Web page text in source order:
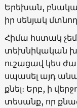
Երեխան,
իր սենյակ
Հիմա հստակ չեմ
տեխնիկական
ուշացավ կես
սպասել այդ
քնել։ Երբ, ի
տեսանք, որ